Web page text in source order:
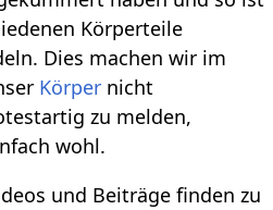
Körperteile
Dies machen wir im
Körper nicht
zu melden,
wohl.
und Beiträge finden zu